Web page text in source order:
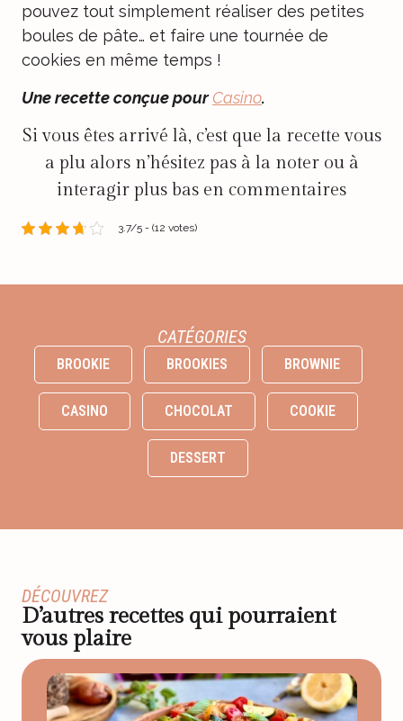
pouvez tout simplement réaliser des petites
boules de pâte… et faire une tournée de
cookies en même temps !
Une recetteconçue pourCasino.
Si vous êtes arrivé là, c’est que la recette vous
a plu alors n’hésitez pas à la noter ou à
interagir plus bas en commentaires
3.7/5 - (12 votes)
CATÉGORIES
BROOKIE BROOKIES BROWNIE
CASINO CHOCOLAT COOKIE
DESSERT
DÉCOUVREZ
D’autres recettes qui pourraient
vous plaire